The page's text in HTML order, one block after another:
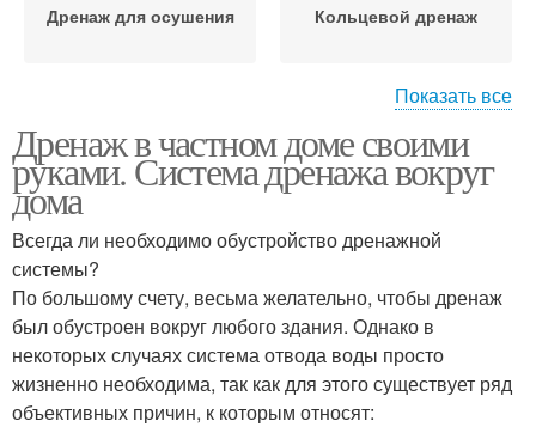
Дренаж для осушения Кольцевой дренаж
Закрытый дренаж
Показать все
Дренаж в частном доме своими
руками. Система дренажа вокруг
дома
Всегда ли необходимо обустройство дренажной
системы?
По большому счету, весьма желательно, чтобы дренаж
был обустроен вокруг любого здания. Однако в
некоторых случаях система отвода воды просто
жизненно необходима, так как для этого существует ряд
объективных причин, к которым относят: